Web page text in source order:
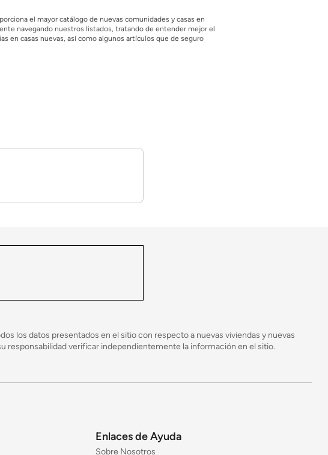
el mayor catálogo de nuevas comunidades y casas en
navegando nuestros listados, tratando de entender mejor el
en casas nuevas, así como algunos artículos que de seguro
los datos presentados en el sitio con respecto a nuevas viviendas y nuevas
responsabilidad verificar independientemente la información en el sitio.
Enlaces de Ayuda
Sobre Nosotros